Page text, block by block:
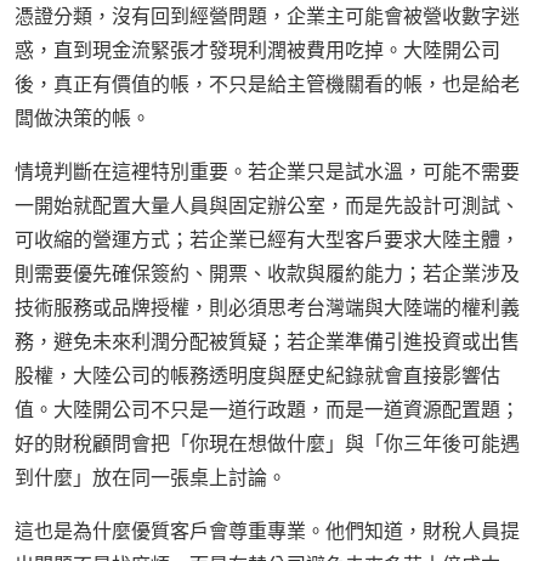
憑證分類，沒有回到經營問題，企業主可能會被營收數字迷
惑，直到現金流緊張才發現利潤被費用吃掉。大陸開公司
後，真正有價值的帳，不只是給主管機關看的帳，也是給老
闆做決策的帳。
情境判斷在這裡特別重要。若企業只是試水溫，可能不需要
一開始就配置大量人員與固定辦公室，而是先設計可測試、
可收縮的營運方式；若企業已經有大型客戶要求大陸主體，
則需要優先確保簽約、開票、收款與履約能力；若企業涉及
技術服務或品牌授權，則必須思考台灣端與大陸端的權利義
務，避免未來利潤分配被質疑；若企業準備引進投資或出售
股權，大陸公司的帳務透明度與歷史紀錄就會直接影響估
值。大陸開公司不只是一道行政題，而是一道資源配置題；
好的財稅顧問會把「你現在想做什麼」與「你三年後可能遇
到什麼」放在同一張桌上討論。
這也是為什麼優質客戶會尊重專業。他們知道，財稅人員提